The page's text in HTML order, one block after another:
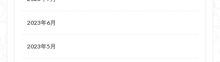
2023年6月
2023年5月